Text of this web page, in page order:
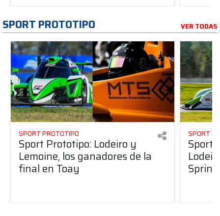
SPORT PROTOTIPO VER TODAS
SPORT PROTOTIPO
Sport Prototipo: Lodeiro y
Lemoine, los ganadores de la
final en Toay
SPORT
Sport
Sprint